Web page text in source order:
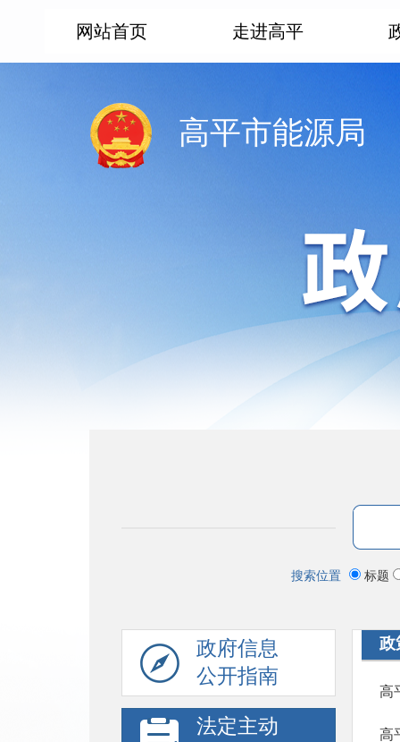
网站首页 走进高平
高平市能源局
搜索位置 标题
政府信息
公开指南
法定主动
政
高